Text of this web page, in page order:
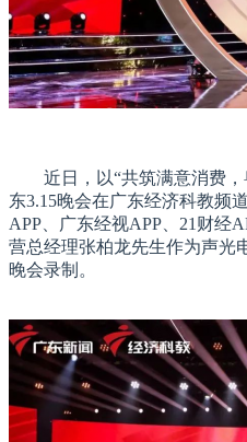
近日，以“共筑满意消费
东3.15晚会在广东经济科教频
APP、广东经视APP、21财经
营总经理张柏龙先生作为声光
晚会录制。